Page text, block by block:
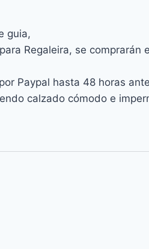
guia,
Regaleira, se
Paypal hasta 48 horas
calzado cómodo e